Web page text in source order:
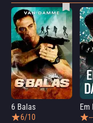
6 Balas
6/10